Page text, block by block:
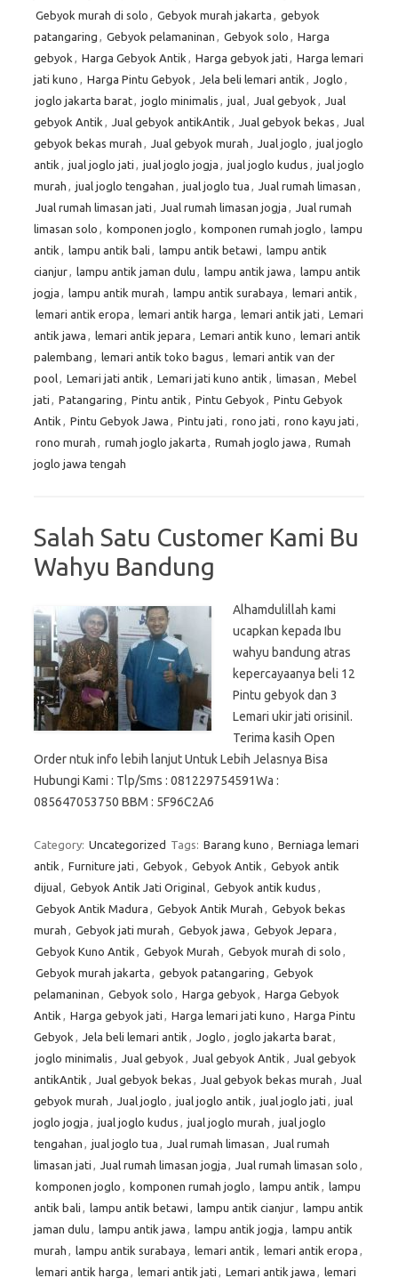
Gebyok murah di solo , Gebyok murah jakarta , gebyok
patangaring , Gebyok pelamaninan , Gebyok solo , Harga
gebyok , Harga Gebyok Antik , Harga gebyok jati , Harga lemari
jati kuno , Harga Pintu Gebyok , Jela beli lemari antik , Joglo ,
joglo jakarta barat, joglo minimalis , jual, Jual gebyok , Jual
gebyok Antik , Jual gebyok antikAntik , Jual gebyok bekas , Jual
gebyok bekas murah , Jual gebyok murah , Jual joglo , jual joglo
antik , jual joglo jati , jual joglo jogja , jual joglo kudus , jual joglo
murah , jual joglo tengahan , jual joglo tua , Jual rumah limasan ,
Jual rumah limasan jati , Jual rumah limasan jogja , Jual rumah
limasan solo , komponen joglo , komponen rumah joglo , lampu
antik , lampu antik bali , lampu antik betawi , lampu antik
cianjur, lampu antik jaman dulu , lampu antik jawa , lampu antik
jogja , lampu antik murah , lampu antik surabaya , lemari antik ,
lemari antik eropa , lemari antik harga , lemari antik jati , Lemari
antik jawa , lemari antik jepara , Lemari antik kuno , lemari antik
palembang , lemari antik toko bagus , lemari antik van der
pool, Lemari jati antik , Lemari jati kuno antik , limasan , Mebel
jati , Patangaring , Pintu antik , Pintu Gebyok , Pintu Gebyok
Antik , Pintu Gebyok Jawa , Pintu jati , rono jati , rono kayu jati ,
rono murah , rumah joglo jakarta , Rumah joglo jawa , Rumah
joglo jawa tengah
Salah Satu Customer Kami Bu
Wahyu Bandung
Alhamdulillah kami
ucapkan kepada Ibu
wahyu bandung atras
kepercayaanya beli 12
Pintu gebyok dan 3
Lemari ukir jati orisinil.
Terima kasih Open
Order ntuk info lebih lanjut Untuk Lebih Jelasnya Bisa
Hubungi Kami : Tlp/Sms : 081229754591Wa :
085647053750 BBM : 5F96C2A6
Category: Uncategorized Tags: Barang kuno , Berniaga lemari
antik , Furniture jati , Gebyok , Gebyok Antik , Gebyok antik
dijual, Gebyok Antik Jati Original, Gebyok antik kudus ,
Gebyok Antik Madura , Gebyok Antik Murah , Gebyok bekas
murah , Gebyok jati murah , Gebyok jawa , Gebyok Jepara ,
Gebyok Kuno Antik , Gebyok Murah , Gebyok murah di solo ,
Gebyok murah jakarta , gebyok patangaring , Gebyok
pelamaninan , Gebyok solo , Harga gebyok , Harga Gebyok
Antik , Harga gebyok jati , Harga lemari jati kuno , Harga Pintu
Gebyok , Jela beli lemari antik , Joglo , joglo jakarta barat,
joglo minimalis , Jual gebyok , Jual gebyok Antik , Jual gebyok
antikAntik , Jual gebyok bekas , Jual gebyok bekas murah , Jual
gebyok murah , Jual joglo , jual joglo antik , jual joglo jati , jual
joglo jogja , jual joglo kudus , jual joglo murah , jual joglo
tengahan , jual joglo tua , Jual rumah limasan , Jual rumah
limasan jati , Jual rumah limasan jogja , Jual rumah limasan solo ,
komponen joglo , komponen rumah joglo , lampu antik , lampu
antik bali , lampu antik betawi , lampu antik cianjur, lampu antik
jaman dulu , lampu antik jawa , lampu antik jogja , lampu antik
murah , lampu antik surabaya , lemari antik , lemari antik eropa ,
lemari antik harga , lemari antik jati , Lemari antik jawa , lemari